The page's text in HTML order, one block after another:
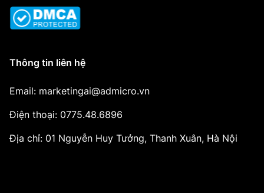
Thông tin liên hệ
Email: marketingai@admicro.vn
Điện thoại: 0775.48.6896
Địa chỉ: 01 Nguyễn Huy Tưởng, Thanh Xuân, Hà Nội